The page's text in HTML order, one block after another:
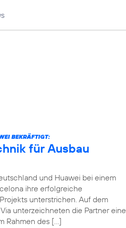
BEKRÄFTIGT:
für Ausbau
und Huawei bei einem
ihre erfolgreiche
unterstrichen. Auf dem
unterzeichneten die Partner eine
Rahmen des […]